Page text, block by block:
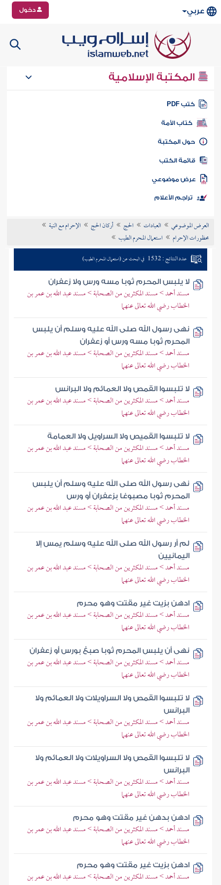
عربي دخول
المكتبة الإسلامية
كتب PDF
كتاب الأمة
المكتبة
الكتب
موضوعي
تراجم الأعلام
العرض الموضوعي العبادات الحج أركان الحج
الإحرام مع النية
محظورات الإحرام
استعمال المحرم الطيب
عدد النتائج : 1532 في البحث عن (استعمال المحرم الطيب)
لا يلبس المحرم ثوبا مسه ورس ولا زعفران
مسند أحمد > مسند المكثرين من الصحابة > مسند عبد الله بن عمر بن
الخطاب رضي الله تعالى عنهما
نهى رسول الله صلى الله عليه وسلم أن يلبس
المحرم ثوبا مسه ورس أو زعفران
مسند أحمد > مسند المكثرين من الصحابة > مسند عبد الله بن عمر بن
الخطاب رضي الله تعالى عنهما
لا تلبسوا القمص ولا العمائم ولا البرانس
مسند أحمد > مسند المكثرين من الصحابة > مسند عبد الله بن عمر بن
الخطاب رضي الله تعالى عنهما
لا تلبسوا القميص ولا السراويل ولا العمامة
مسند أحمد > مسند المكثرين من الصحابة > مسند عبد الله بن عمر بن
الخطاب رضي الله تعالى عنهما
نهى رسول الله صلى الله عليه وسلم أن يلبس
المحرم ثوبا مصبوغا بزعفران أو ورس
مسند أحمد > مسند المكثرين من الصحابة > مسند عبد الله بن عمر بن
الخطاب رضي الله تعالى عنهما
لم أر رسول الله صلى الله عليه وسلم يمس إلا
اليمانيين
مسند أحمد > مسند المكثرين من الصحابة > مسند عبد الله بن عمر بن
الخطاب رضي الله تعالى عنهما
ادهن بزيت غير مقتت وهو محرم
مسند أحمد > مسند المكثرين من الصحابة > مسند عبد الله بن عمر بن
الخطاب رضي الله تعالى عنهما
نهى أن يلبس المحرم ثوبا صبغ بورس أو زعفران
مسند أحمد > مسند المكثرين من الصحابة > مسند عبد الله بن عمر بن
الخطاب رضي الله تعالى عنهما
لا تلبسوا القمص ولا السراويلات ولا العمائم ولا
البرانس
مسند أحمد > مسند المكثرين من الصحابة > مسند عبد الله بن عمر بن
الخطاب رضي الله تعالى عنهما
لا تلبسوا القمص ولا السراويلات ولا العمائم ولا
البرانس
مسند أحمد > مسند المكثرين من الصحابة > مسند عبد الله بن عمر بن
الخطاب رضي الله تعالى عنهما
ادهن بدهن غير مقتت وهو محرم
مسند أحمد > مسند المكثرين من الصحابة > مسند عبد الله بن عمر بن
الخطاب رضي الله تعالى عنهما
ادهن بزيت غير مقتت وهو محرم
مسند أحمد > مسند المكثرين من الصحابة > مسند عبد الله بن عمر بن